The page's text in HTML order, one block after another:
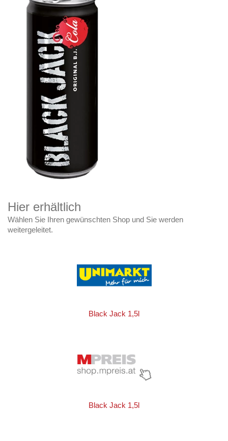
Hier erhältlich
Wählen Sie Ihren gewünschten Shop und Sie werden
weitergeleitet.
Black Jack 1,5l
Black Jack 1,5l